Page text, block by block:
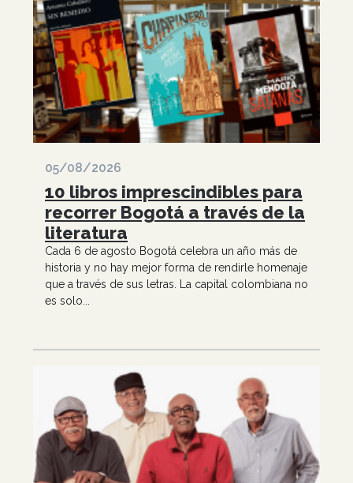
05/08/2026
10 libros imprescindibles para
recorrer Bogotá a través de la
literatura
Cada 6 de agosto Bogotá celebra un año más de
historia y no hay mejor forma de rendirle homenaje
que a través de sus letras. La capital colombiana no
es solo...